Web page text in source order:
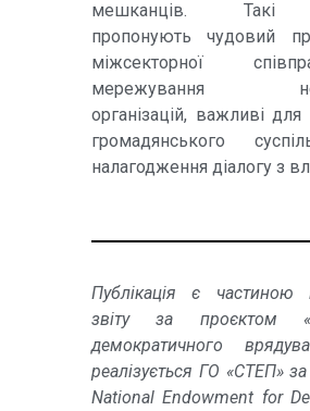
мешканців. Такі
пропонують чудовий
міжсекторної
мережування
організацій, важливі
громадянського
налагодження діалогу з
Публікація є частиною
звіту за проєктом
демократичного
реалізується ГО «СТЕП»
National Endowment for